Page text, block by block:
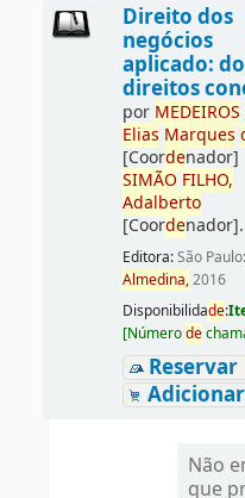
Direito dos
negócios
aplicado:
direitos
por MEDEIROS
Elias Marques
[Coordenador]
SIMÃO FILHO,
Adalberto
[Coordenador].
Editora:São Paulo:
Almedina,2016
Disponibilidade:
[Númerode
Reservar
Não
que